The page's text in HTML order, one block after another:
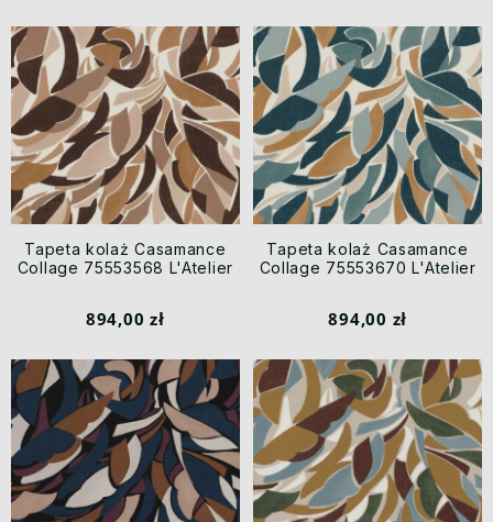
Tapeta kolaż Casamance
Collage 75553568 L'Atelier
894,00 zł
Tapeta kolaż Casamance
Collage 75553670 L'Atelier
894,00 zł